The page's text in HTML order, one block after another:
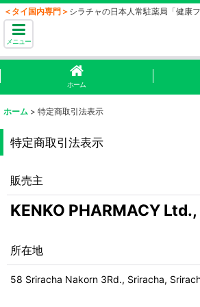
＜タイ国内専門＞ シラチャの日本人常駐薬局「健康
メニュー
ホーム
ホーム > 特定商取引法表示
特定商取引法表示
販売主
KENKO PHARMACY
所在地
58 Sriracha Nakorn 3Rd., Sriracha,